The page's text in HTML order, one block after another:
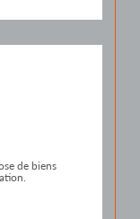
de biens